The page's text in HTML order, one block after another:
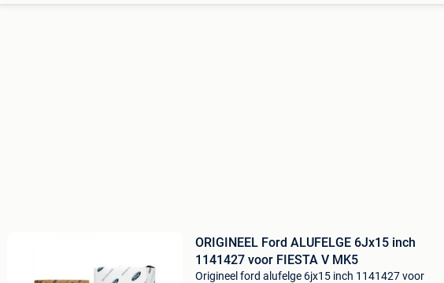
ORIGINEEL Ford ALUFELGE 6Jx15 inch
1141427 voor FIESTA V MK5
Origineel ford alufelge 6jx15 inch 1141427 voor